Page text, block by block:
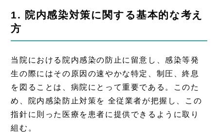
1. 院内感染対策に関する基本的な考え
方
当院における院内感染の防止に留意し、感染等発
生の際にはその原因の速やかな特定、制圧、終息
を図ることは、病院にとって重要である。このた
め、院内感染防止対策を 全従業者が把握し、この
指針に則った医療を患者に提供できるように取り
組む。